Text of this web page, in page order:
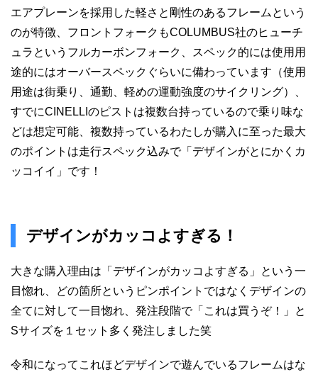
エアプレーンを採用した軽さと剛性のあるフレームという
のが特徴、フロントフォークもCOLUMBUS社のヒューチ
ュラというフルカーボンフォーク、スペック的には使用用
途的にはオーバースペックぐらいに備わっています（使用
用途は街乗り、通勤、軽めの運動強度のサイクリング）、
すでにCINELLIのピストは複数台持っているので乗り味な
どは想定可能、複数持っているわたしが購入に至った最大
のポイントは走行スペック込みで「デザインがとにかくカ
ッコイイ」です！
デザインがカッコよすぎる！
大きな購入理由は「デザインがカッコよすぎる」という一
目惚れ、どの箇所というピンポイントではなくデザインの
全てに対して一目惚れ、発注段階で「これは買うぞ！」と
Sサイズを１セット多く発注しました笑
令和になってこれほどデザインで遊んでいるフレームはな